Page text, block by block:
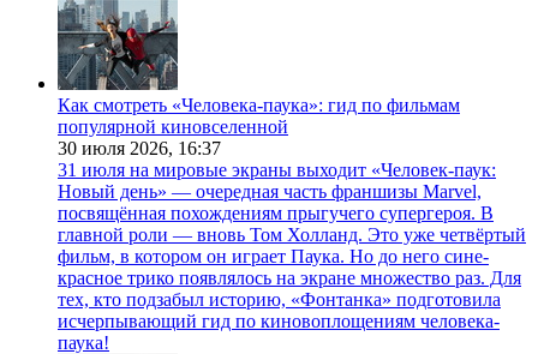
Как смотреть «Человека-паука»: гид по фильмам
популярной киновселенной
30 июля 2026, 16:37
31 июля на мировые экраны выходит «Человек-паук:
Новый день» — очередная часть франшизы Marvel,
посвящённая похождениям прыгучего супергероя. В
главной роли — вновь Том Холланд. Это уже четвёртый
фильм, в котором он играет Паука. Но до него сине-
красное трико появлялось на экране множество раз. Для
тех, кто подзабыл историю, «Фонтанка» подготовила
исчерпывающий гид по киновоплощениям человека-
паука!